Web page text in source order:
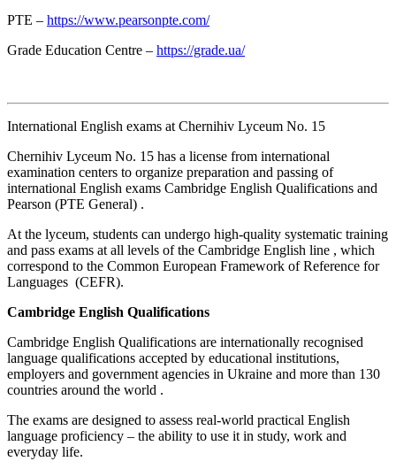
PTE – https://www.pearsonpte.com/
Grade Education Centre – https://grade.ua/
International English exams at Chernihiv Lyceum No. 15
Chernihiv Lyceum No. 15 has a license from international
examination centers to organize preparation and passing of
international English exams Cambridge English Qualifications and
Pearson (PTE General) .
At the lyceum, students can undergo high-quality systematic training
and pass exams at all levels of the Cambridge English line , which
correspond to the Common European Framework of Reference for
Languages (CEFR).
Cambridge English Qualifications
Cambridge English Qualifications are internationally recognised
language qualifications accepted by educational institutions,
employers and government agencies in Ukraine and more than 130
countries around the world .
The exams are designed to assess real-world practical English
language proficiency – the ability to use it in study, work and
everyday life.